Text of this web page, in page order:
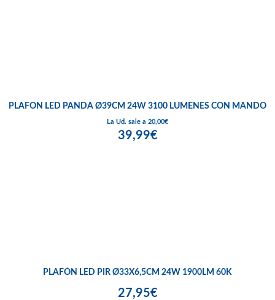
PLAFON LED PANDA Ø39CM 24W 3100 LUMENES CON MANDO
La Ud. sale a 20,00€
39,99€
PLAFÓN LED PIR Ø33X6,5CM 24W 1900LM 60K
27,95€